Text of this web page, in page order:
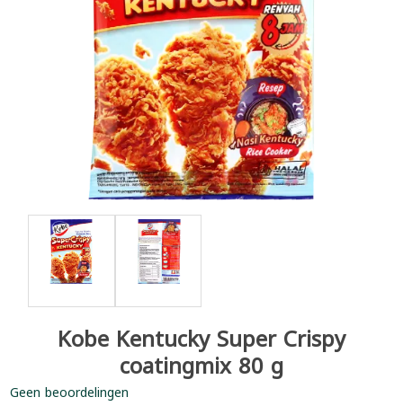
Kobe Kentucky Super Crispy
coatingmix 80 g
Geen beoordelingen